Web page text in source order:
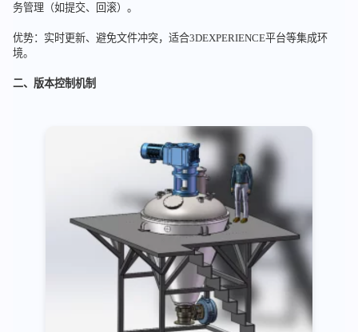
务管理（如提交、回滚）。
优势：实时更新、避免文件冲突，适合3DEXPERIENCE平台等集成环
境。
二、版本控制机制